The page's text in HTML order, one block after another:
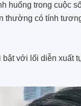
huống trong cuộc
thường có tính
với lối diễn xuất